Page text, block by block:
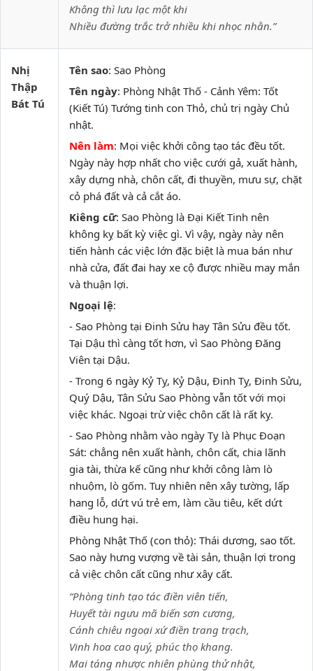
Không thì lưu lạc một khi
Nhiều đường trắc trở nhiều khi nhọc nhằn.”
Nhị
Thập
Bát Tú
Tên sao: Sao Phòng
Tên ngày: Phòng Nhật Thố - Cảnh Yêm: Tốt
(Kiết Tú) Tướng tinh con Thỏ, chủ trị ngày Chủ
nhật.
Nên làm: Mọi việc khởi công tạo tác đều tốt.
Ngày này hợp nhất cho việc cưới gả, xuất hành,
xây dựng nhà, chôn cất, đi thuyền, mưu sự, chặt
cỏ phá đất và cả cắt áo.
Kiêng cữ: Sao Phòng là Đại Kiết Tinh nên
không kỵ bất kỳ việc gì. Vì vậy, ngày này nên
tiến hành các việc lớn đặc biệt là mua bán như
nhà cửa, đất đai hay xe cộ được nhiều may mắn
và thuận lợi.
Ngoại lệ:
- Sao Phòng tại Đinh Sửu hay Tân Sửu đều tốt.
Tại Dậu thì càng tốt hơn, vì Sao Phòng Đăng
Viên tại Dậu.
- Trong 6 ngày Kỷ Tỵ, Kỷ Dậu, Đinh Tỵ, Đinh Sửu,
Quý Dậu, Tân Sửu Sao Phòng vẫn tốt với mọi
việc khác. Ngoại trừ việc chôn cất là rất kỵ.
- Sao Phòng nhằm vào ngày Tỵ là Phục Đoạn
Sát: chẳng nên xuất hành, chôn cất, chia lãnh
gia tài, thừa kế cũng như khởi công làm lò
nhuộm, lò gốm. Tuy nhiên nên xây tường, lấp
hang lỗ, dứt vú trẻ em, làm cầu tiêu, kết dứt
điều hung hại.
Phòng Nhật Thố (con thỏ): Thái dương, sao tốt.
Sao này hưng vượng về tài sản, thuận lợi trong
cả việc chôn cất cũng như xây cất.
“Phòng tinh tạo tác điền viên tiến,
Huyết tài ngưu mã biến sơn cương,
Cánh chiêu ngoại xứ điền trang trạch,
Vinh hoa cao quý, phúc thọ khang.
Mai táng nhược nhiên phùng thử nhật,